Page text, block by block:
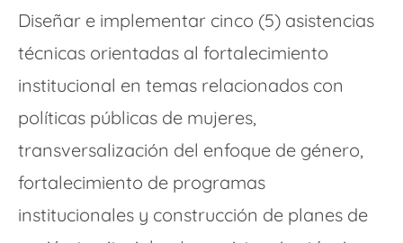
Diseñar e implementar cinco (5) asistencias
técnicas orientadas al fortalecimiento
institucional en temas relacionados con
políticas públicas de mujeres,
transversalización del enfoque de género,
fortalecimiento de programas
institucionales y construcción de planes de